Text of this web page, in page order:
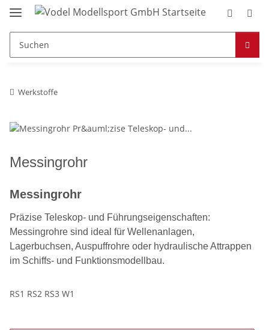
Werkstoffe
Messingrohr
Messingrohr
Präzise Teleskop- und Führungseigenschaften:
Messingrohre sind ideal für Wellenanlagen,
Lagerbuchsen, Auspuffrohre oder hydraulische Attrappen
im Schiffs- und Funktionsmodellbau.
RS1 RS2 RS3 W1